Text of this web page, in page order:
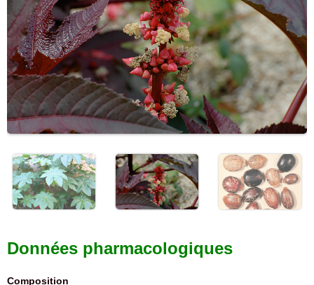
Données pharmacologiques
Composition